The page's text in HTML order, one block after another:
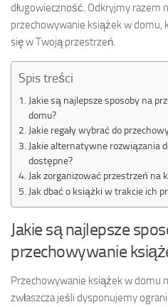
długowieczność. Odkryjmy razem
przechowywanie książek w
się w Twoją przestrzeń.
Spis treści
Jakie są najlepsze sposoby na
domu?
Jakie regały wybrać do
Jakie alternatywne rozwiązania
dostępne?
Jak zorganizować przestrzeń na
Jak dbać o książki w trakcie ich
Jakie są najlepsze
przechowywanie
Przechowywanie książek w domu
zwłaszcza jeśli dysponujemy